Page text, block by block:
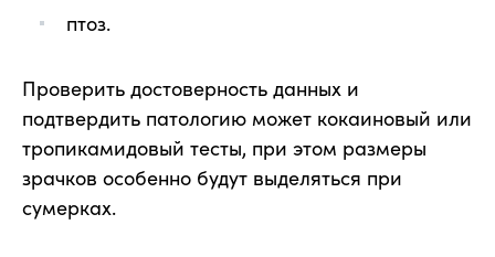
птоз.
Проверить достоверность данных и
подтвердить патологию может кокаиновый или
тропикамидовый тесты, при этом размеры
зрачков особенно будут выделяться при
сумерках.